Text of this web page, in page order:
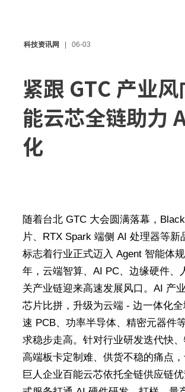
科技资讯网 06-03
紧跟 GTC 产业风
能云芯全链助力
化
随着台北 GTC 大会圆满落幕，
片、RTX Spark 端侧 AI 处理器等新
标志着行业正式迈入 Agent 智能体
年，云端智算、AI PC、边缘硬件、
关产业链迎来高速发展风口。AI 产
芯片比拼，升级为云端 - 边一体化
速 PCB、功率半导体、精密元器件
求稳步走高。针对行业研发迭代快、
高端板卡定制难、供货不稳的痛点
巨人企业百能云芯依托全链供应链